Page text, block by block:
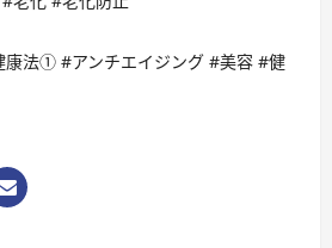
康法① #アンチエイジング #美容 #健